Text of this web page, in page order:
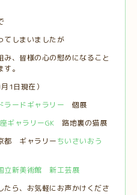
てしまいましたが
、皆様の心の慰めになること
。
1日現在）
ラードギャラリー 個展
ギャラリーGK 路地裏の猫展
都 ギャラリーちいさいおう
立新美術館 新工芸展
たら、お気軽にお声かけくださ